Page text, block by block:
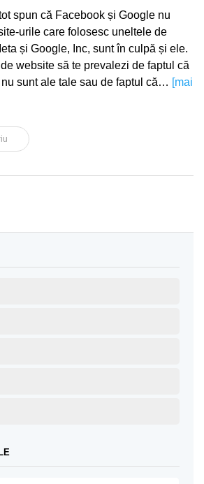
spun că Facebook și Google nu
urile care folosesc uneltele de
și Google, Inc, sunt în culpă și ele.
website să te prevalezi de faptul că
sunt ale tale sau de faptul că… [mai